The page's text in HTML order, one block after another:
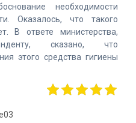
необходимости
Оказалось, что такого
В ответе министерства,
сказано, что
этого средства гигиены